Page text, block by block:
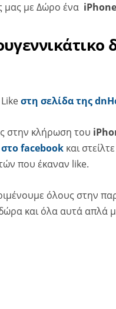
μας με Δώρο ένα
στη σελίδα της
στην κλήρωση του
facebook και
που έκαναν like.
όλους στην
και όλα αυτά απλά